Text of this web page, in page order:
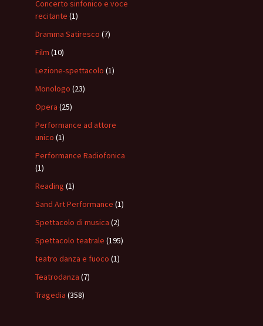
Concerto sinfonico e voce
recitante (1)
Dramma Satiresco (7)
Film (10)
Lezione-spettacolo (1)
Monologo (23)
Opera (25)
Performance ad attore
unico (1)
Performance Radiofonica
(1)
Reading (1)
Sand Art Performance (1)
Spettacolo di musica (2)
Spettacolo teatrale (195)
teatro danza e fuoco (1)
Teatrodanza (7)
Tragedia (358)